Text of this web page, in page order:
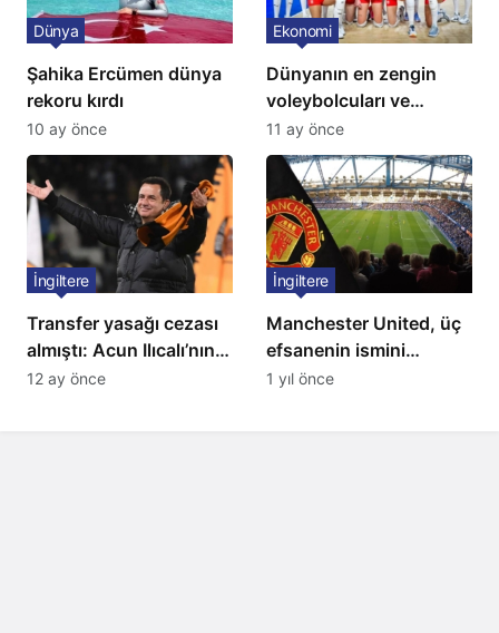
Şahika Ercümen dünya
rekoru kırdı
Dünya
10 ay önce
Dünyanın en zengin
voleybolcuları ve
servetleri açıklandı:
Listede 2 Türk yıldız
bulunuyor
Ekonomi
11 ay önce
Transfer yasağı cezası
almıştı: Acun Ilıcalı’nın
ekibi Hull City’ye kötü
İngiltere
12 ay önce
Manchester United, üç
efsanenin ismini
yasakladı
İngiltere
1 yıl önce